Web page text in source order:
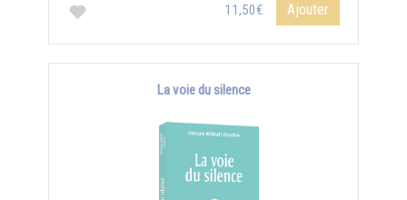
11,50€ Ajouter
La voie du silence